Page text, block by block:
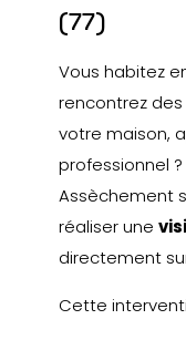
(77)
Vous habitez
rencontrez
votre maison,
professionnel ?
Assèchement
réaliser une
directement
Cette